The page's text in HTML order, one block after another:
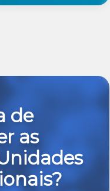
de
as